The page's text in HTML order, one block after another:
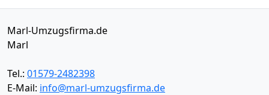
Marl-Umzugsfirma.de
Marl
Tel.: 01579-2482398
E-Mail: info@marl-umzugsfirma.de